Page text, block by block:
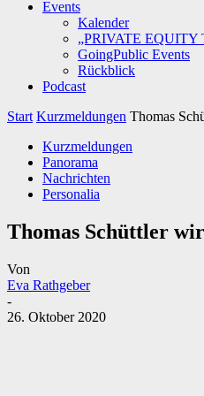
Events
Kalender
„PRIVATE
GoingPublic Events
Rückblick
Podcast
Start Kurzmeldungen Thomas
Kurzmeldungen
Panorama
Nachrichten
Personalia
Thomas Schüttler
Von
Eva Rathgeber
-
26. Oktober 2020